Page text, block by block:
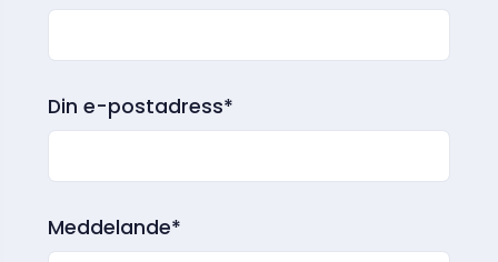
Din e-postadress*
Meddelande*